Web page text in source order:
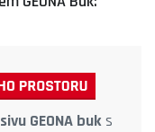
GEONA buks